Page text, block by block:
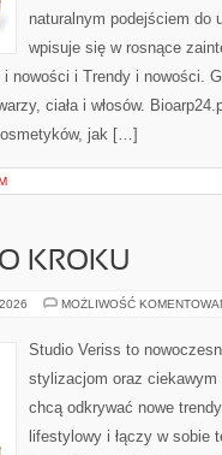
naturalnym podejściem do
wpisuje się w rosnące
nowości i Trendy i nowości.
ciała i włosów.
jak […]
KROKU
MOŻLIWOŚĆ
Studio Veriss to
stylizacjom oraz ciekawym
chcą odkrywać nowe
lifestylowy i łączy w